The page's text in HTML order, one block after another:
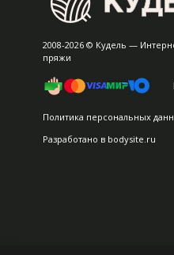
2008-2026 © Кудель —
пряжи
Политика персональных
Разработано в bodysite.ru